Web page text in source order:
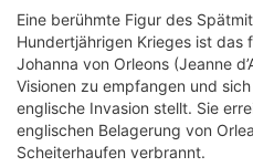
Eine berühmte Figur des
Hundertjährigen Krieges ist das
Johanna von Orleons (Jeanne
Visionen zu empfangen und
englische Invasion stellt. Sie
englischen Belagerung von
Scheiterhaufen verbrannt.